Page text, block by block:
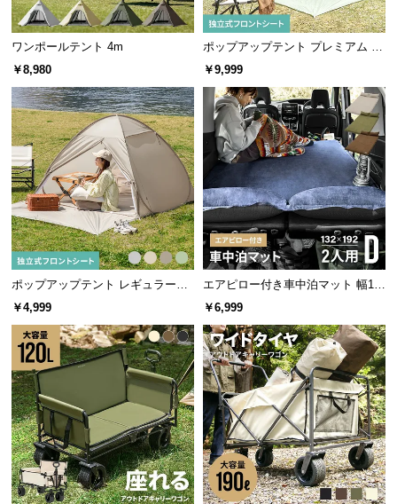
o.,
ワンポールテント 4m
￥8,980
ポップアップテント プレミアム 1.
8m/2m
￥9,999
ポップアップテント レギュラーサ
イズ プレミアム
￥4,999
エアピロー付き車中泊マット 幅13
2cm
￥6,999